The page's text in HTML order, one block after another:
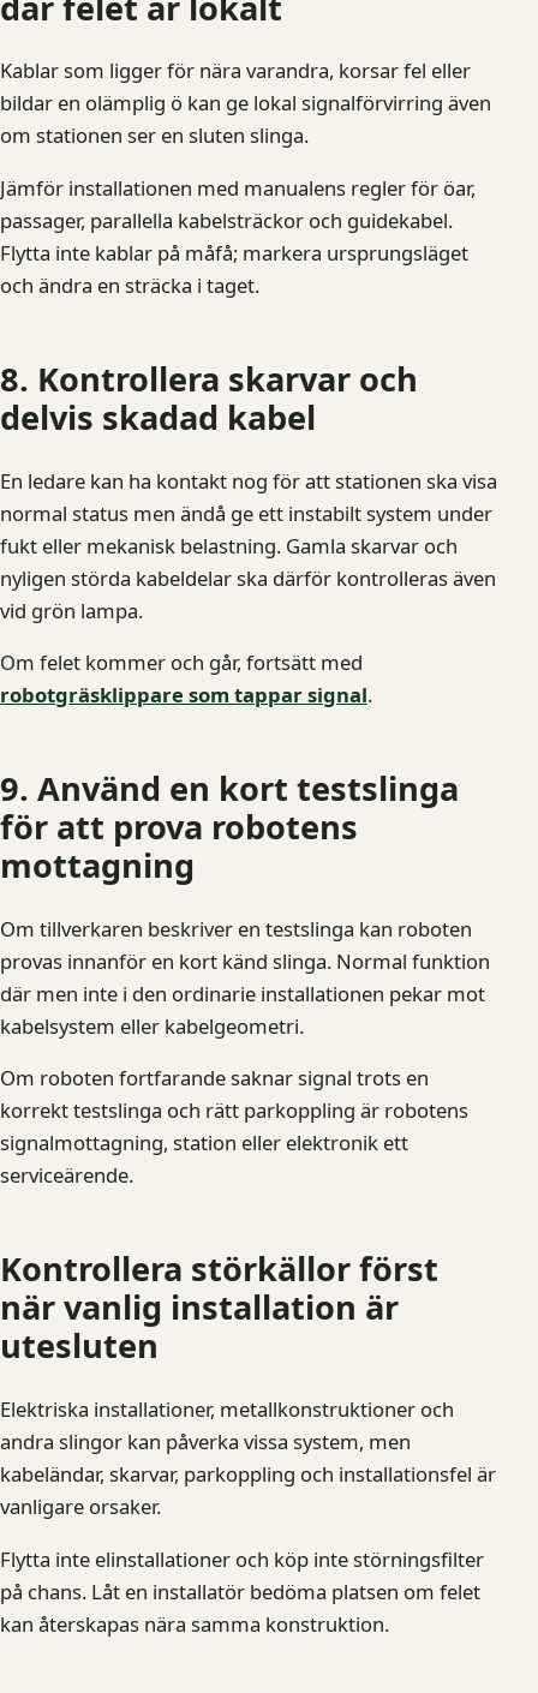
Kablar som ligger för nära varandra, korsar fel eller
bildar en olämplig ö kan ge lokal signalförvirring även
om stationen ser en sluten slinga.
Jämför installationen med manualens regler för öar,
passager, parallella kabelsträckor och guidekabel.
Flytta inte kablar på måfå; markera ursprungsläget
och ändra en sträcka i taget.
8. Kontrollera skarvar och
delvis skadad kabel
En ledare kan ha kontakt nog för att stationen ska visa
normal status men ändå ge ett instabilt system under
fukt eller mekanisk belastning. Gamla skarvar och
nyligen störda kabeldelar ska därför kontrolleras även
vid grön lampa.
Om felet kommer och går, fortsätt med
robotgräsklippare som tappar signal.
9. Använd en kort testslinga
för att prova robotens
mottagning
Om tillverkaren beskriver en testslinga kan roboten
provas innanför en kort känd slinga. Normal funktion
där men inte i den ordinarie installationen pekar mot
kabelsystem eller kabelgeometri.
Om roboten fortfarande saknar signal trots en
korrekt testslinga och rätt parkoppling är robotens
signalmottagning, station eller elektronik ett
serviceärende.
Kontrollera störkällor först
när vanlig installation är
utesluten
Elektriska installationer, metallkonstruktioner och
andra slingor kan påverka vissa system, men
kabeländar, skarvar, parkoppling och installationsfel är
vanligare orsaker.
Flytta inte elinstallationer och köp inte störningsfilter
på chans. Låt en installatör bedöma platsen om felet
kan återskapas nära samma konstruktion.